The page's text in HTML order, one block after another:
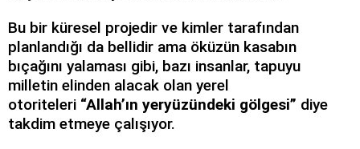
Bu bir küresel projedir ve kimler tarafından
planlandığı da bellidir ama öküzün kasabın
bıçağını yalaması gibi, bazı insanlar, tapuyu
milletin elinden alacak olan yerel
otoriteleri “Allah’ın yeryüzündeki gölgesi” diye
takdim etmeye çalışıyor.